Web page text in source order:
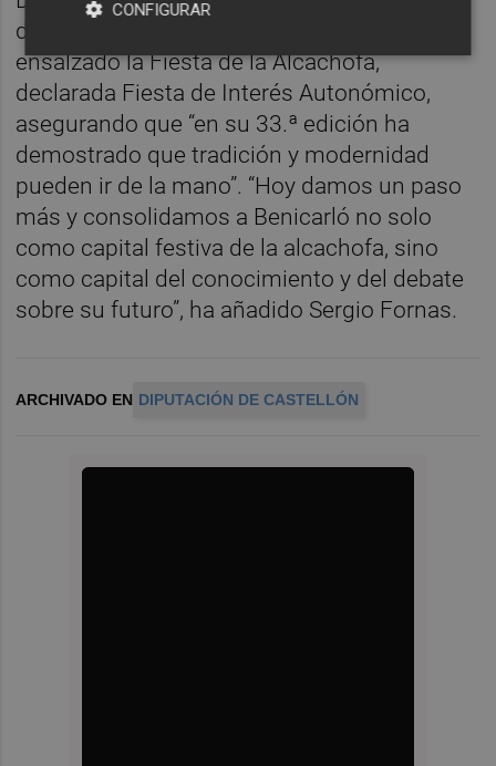
diputado de Sector Primario también ha
ensalzado la Fiesta de la Alcachofa,
declarada Fiesta de Interés Autonómico,
asegurando que “en su 33.ª edición ha
demostrado que tradición y modernidad
pueden ir de la mano”. “Hoy damos un paso
más y consolidamos a Benicarló no solo
como capital festiva de la alcachofa, sino
como capital del conocimiento y del debate
sobre su futuro”, ha añadido Sergio Fornas.
ARCHIVADO EN DIPUTACIÓN DE CASTELLÓN
CONFIGURAR